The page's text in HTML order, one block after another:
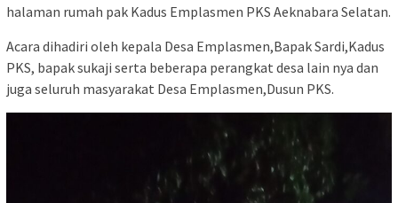
halaman rumah pak Kadus Emplasmen PKS Aeknabara Selatan.
Acara dihadiri oleh kepala Desa Emplasmen,Bapak Sardi,Kadus
PKS, bapak sukaji serta beberapa perangkat desa lain nya dan
juga seluruh masyarakat Desa Emplasmen,Dusun PKS.